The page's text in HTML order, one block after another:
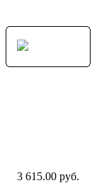
3 615.00 руб.